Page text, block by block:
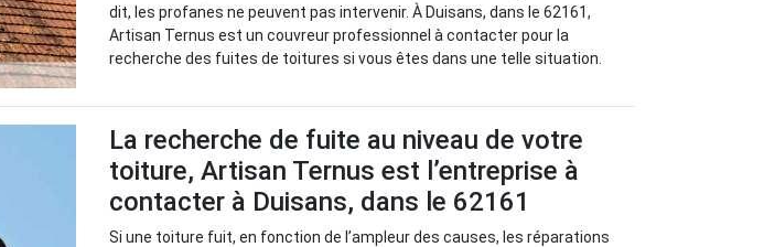
dit, les profanes ne peuvent pas intervenir. À Duisans, dans le 62161,
Artisan Ternus est un couvreur professionnel à contacter pour la
recherche des fuites de toitures si vous êtes dans une telle situation.
La recherche de fuite au niveau de votre
toiture, Artisan Ternus est l’entreprise à
contacter à Duisans, dans le 62161
Si une toiture fuit, en fonction de l’ampleur des causes, les réparations